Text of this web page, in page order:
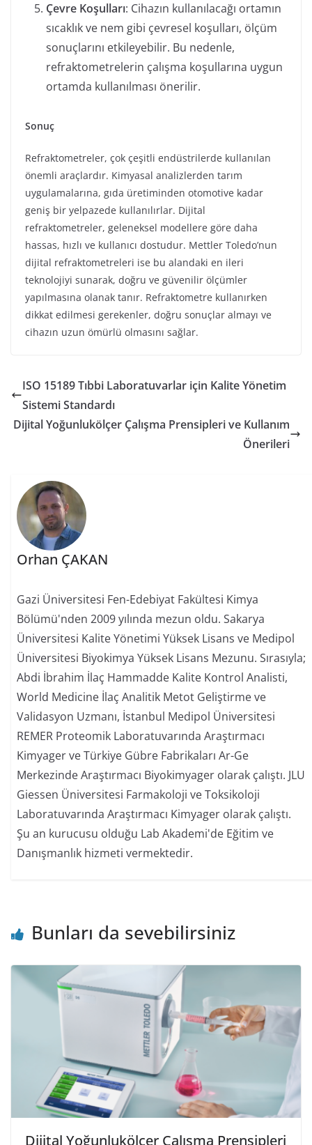
Çevre Koşulları: Cihazın kullanılacağı ortamın
sıcaklık ve nem gibi çevresel koşulları, ölçüm
sonuçlarını etkileyebilir. Bu nedenle,
refraktometrelerin çalışma koşullarına uygun
ortamda kullanılması önerilir.
Sonuç
Refraktometreler, çok çeşitli endüstrilerde kullanılan
önemli araçlardır. Kimyasal analizlerden tarım
uygulamalarına, gıda üretiminden otomotive kadar
geniş bir yelpazede kullanılırlar. Dijital
refraktometreler, geleneksel modellere göre daha
hassas, hızlı ve kullanıcı dostudur. Mettler Toledo’nun
dijital refraktometreleri ise bu alandaki en ileri
teknolojiyi sunarak, doğru ve güvenilir ölçümler
yapılmasına olanak tanır. Refraktometre kullanırken
dikkat edilmesi gerekenler, doğru sonuçlar almayı ve
cihazın uzun ömürlü olmasını sağlar.
ISO 15189 Tıbbi Laboratuvarlar için Kalite Yönetim
Sistemi Standardı
Dijital Yoğunlukölçer Çalışma Prensipleri ve Kullanım
Önerileri
Orhan ÇAKAN
Gazi Üniversitesi Fen-Edebiyat Fakültesi Kimya
Bölümü'nden 2009 yılında mezun oldu. Sakarya
Üniversitesi Kalite Yönetimi Yüksek Lisans ve Medipol
Üniversitesi Biyokimya Yüksek Lisans Mezunu. Sırasıyla;
Abdi İbrahim İlaç Hammadde Kalite Kontrol Analisti,
World Medicine İlaç Analitik Metot Geliştirme ve
Validasyon Uzmanı, İstanbul Medipol Üniversitesi
REMER Proteomik Laboratuvarında Araştırmacı
Kimyager ve Türkiye Gübre Fabrikaları Ar-Ge
Merkezinde Araştırmacı Biyokimyager olarak çalıştı. JLU
Giessen Üniversitesi Farmakoloji ve Toksikoloji
Laboratuvarında Araştırmacı Kimyager olarak çalıştı.
Şu an kurucusu olduğu Lab Akademi'de Eğitim ve
Danışmanlık hizmeti vermektedir.
Bunları da sevebilirsiniz
Dijital Yoğunlukölçer Çalışma Prensipleri